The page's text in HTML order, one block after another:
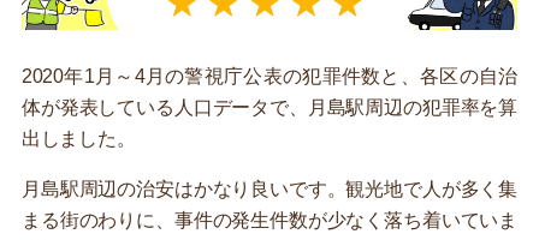
2020年1月～4月の警視庁公表の犯罪件数と、各区の自治
体が発表している人口データで、月島駅周辺の犯罪率を算
出しました。
月島駅周辺の治安はかなり良いです。観光地で人が多く集
まる街のわりに、事件の発生件数が少なく落ち着いていま